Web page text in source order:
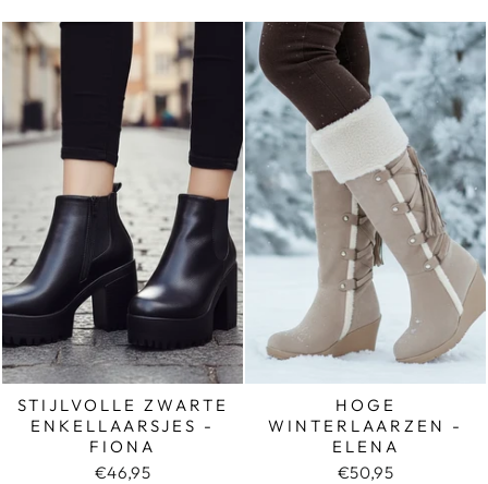
STIJLVOLLE ZWARTE
ENKELLAARSJES -
FIONA
€46,95
HOGE
WINTERLAARZEN -
ELENA
€50,95